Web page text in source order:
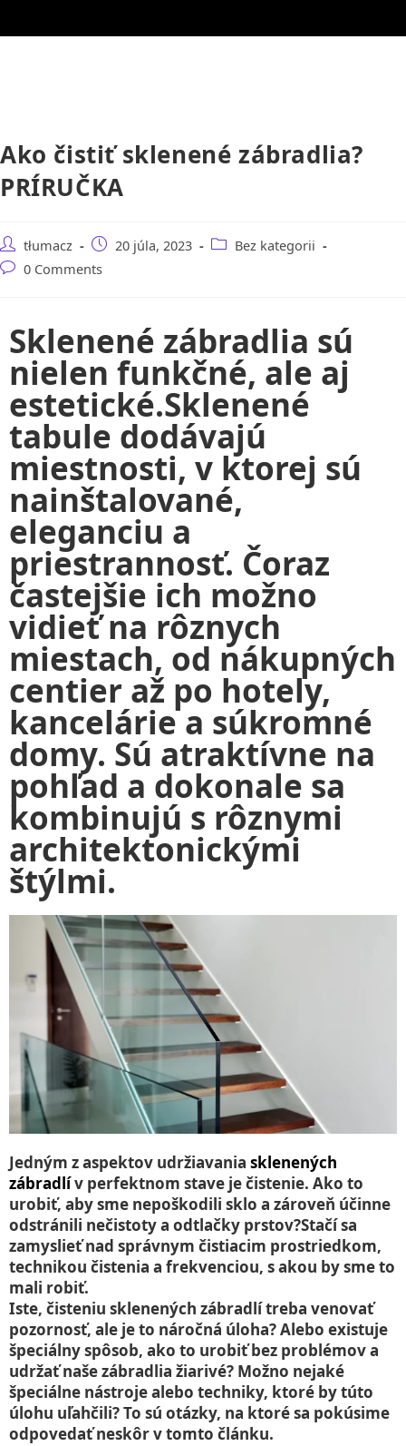
Rapdac
Ako čistiť sklenené zábradlia?
PRÍRUČKA
tłumacz 20 júla, 2023
Bez kategorii
0 Comments
Sklenené zábradlia sú
nielen funkčné, ale aj
estetické.Sklenené
tabule dodávajú
miestnosti, v ktorej sú
nainštalované,
eleganciu a
priestrannosť. Čoraz
častejšie ich možno
vidieť na rôznych
miestach, od nákupných
centier až po hotely,
kancelárie a súkromné
domy. Sú atraktívne na
pohľad a dokonale sa
kombinujú s rôznymi
architektonickými
štýlmi.
Jedným z aspektov udržiavania sklenených
zábradlív perfektnom stave je čistenie. Ako to
urobiť, aby sme nepoškodili sklo a zároveň účinne
odstránili nečistoty a odtlačky prstov?Stačí sa
zamyslieť nad správnym čistiacim prostriedkom,
technikou čistenia a frekvenciou, s akou by sme to
mali robiť.
Iste, čisteniu sklenených zábradlí treba venovať
pozornosť, ale je to náročná úloha? Alebo existuje
špeciálny spôsob, ako to urobiť bez problémov a
udržať naše zábradlia žiarivé? Možno nejaké
špeciálne nástroje alebo techniky, ktoré by túto
úlohu uľahčili? To sú otázky, na ktoré sa pokúsime
odpovedať neskôr v tomto článku.